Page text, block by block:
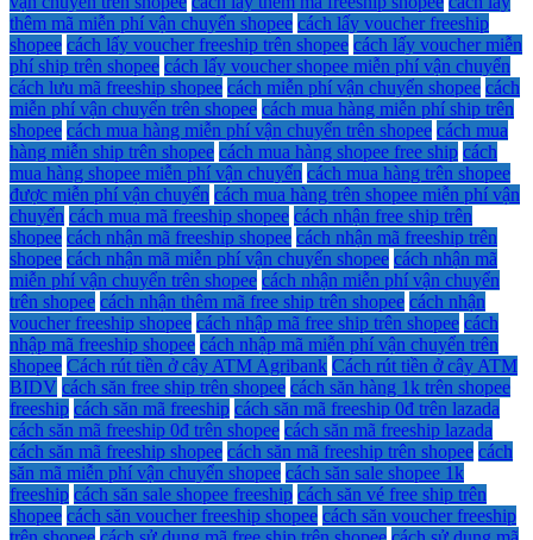
thêm mã miễn phí vận chuyển shopee cách lấy voucher freeship
shopee cách lấy voucher freeship trên shopee cách lấy voucher miễn
phí ship trên shopee cách lấy voucher shopee miễn phí vận chuyển
cách lưu mã freeship shopee cách miễn phí vận chuyển shopee cách
miễn phí vận chuyển trên shopee cách mua hàng miễn phí ship trên
shopee cách mua hàng miễn phí vận chuyển trên shopee cách mua
hàng miễn ship trên shopee cách mua hàng shopee free ship cách
mua hàng shopee miễn phí vận chuyển cách mua hàng trên shopee
được miễn phí vận chuyển cách mua hàng trên shopee miễn phí vận
chuyển cách mua mã freeship shopee cách nhận free ship trên
shopee cách nhận mã freeship shopee cách nhận mã freeship trên
shopee cách nhận mã miễn phí vận chuyển shopee cách nhận mã
miễn phí vận chuyển trên shopee cách nhận miễn phí vận chuyển
trên shopee cách nhận thêm mã free ship trên shopee cách nhận
voucher freeship shopee cách nhập mã free ship trên shopee cách
nhập mã freeship shopee cách nhập mã miễn phí vận chuyển trên
shopee Cách rút tiền ở cây ATM Agribank Cách rút tiền ở cây ATM
BIDV cách săn free ship trên shopee cách săn hàng 1k trên shopee
freeship cách săn mã freeship cách săn mã freeship 0đ trên lazada
cách săn mã freeship 0đ trên shopee cách săn mã freeship lazada
cách săn mã freeship shopee cách săn mã freeship trên shopee cách
săn mã miễn phí vận chuyển shopee cách săn sale shopee 1k
freeship cách săn sale shopee freeship cách săn vé free ship trên
shopee cách săn voucher freeship shopee cách săn voucher freeship